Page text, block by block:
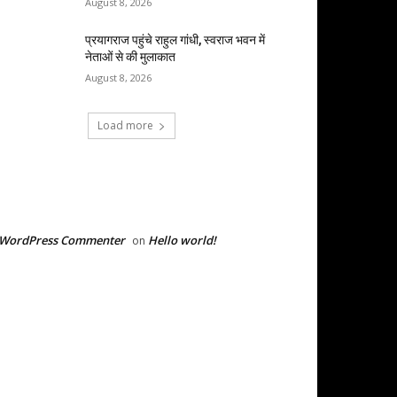
प्रयागराज पहुंचे राहुल गांधी, स्वराज भवन में
नेताओं से की मुलाकात
August 8, 2026
Load more
Commenter on Hello world!